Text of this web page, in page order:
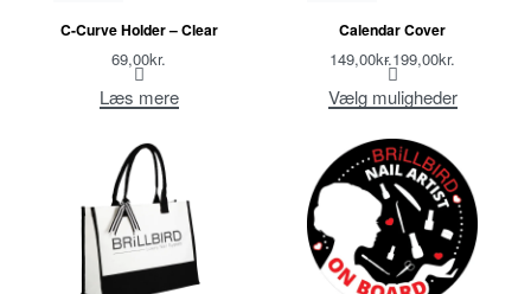
C-Curve Holder – Clear
69,00kr.
Læs mere
Calendar Cover
149,00kr.199,00kr.
Vælg muligheder